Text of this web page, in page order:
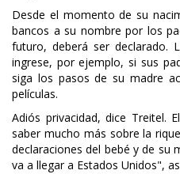
Desde el momento de su
bancos a su nombre por los
futuro, deberá ser declarado.
ingrese, por ejemplo, si sus
siga los pasos de su madre
películas.
Adiós privacidad, dice Treitel.
saber mucho más sobre la
declaraciones del bebé y de su
va a llegar a Estados Unidos",